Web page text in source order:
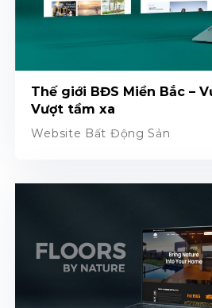
Website Bất Động Sản
Thế giới BĐS Miền Bắc –
Vượt tầm xa